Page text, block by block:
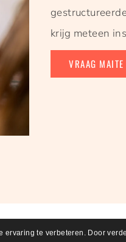
ervaring te verbeteren. Door
krijg meteen
VRAAG